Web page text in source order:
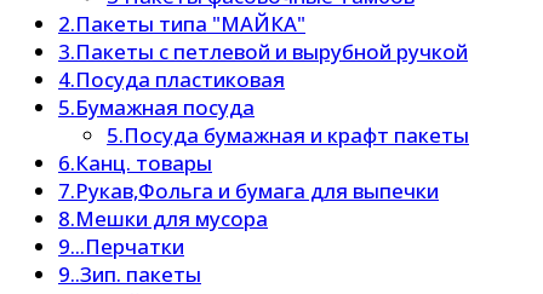
2.Пакеты типа "МАЙКА"
3.Пакеты с петлевой и вырубной ручкой
4.Посуда пластиковая
5.Бумажная посуда
5.Посуда бумажная и крафт пакеты
6.Канц. товары
7.Рукав,Фольга и бумага для выпечки
8.Мешки для мусора
9...Перчатки
9..Зип. пакеты